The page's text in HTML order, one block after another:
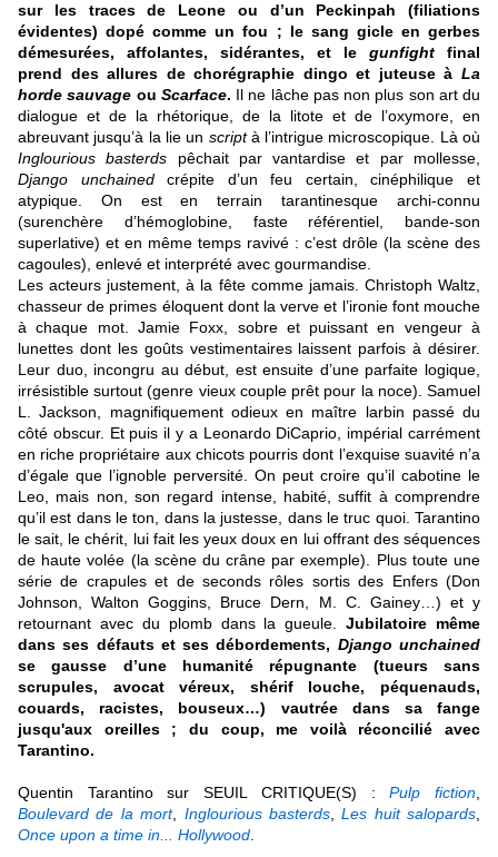
sur les traces de Leone ou d’un Peckinpah (filiations
évidentes) dopé comme un fou ; le sang gicle en gerbes
démesurées, affolantes, sidérantes, et le gunfight final
prend des allures de chorégraphie dingo et juteuse à La
horde sauvage ou Scarface. Il ne lâche pas non plus son art du
dialogue et de la rhétorique, de la litote et de l’oxymore, en
abreuvant jusqu’à la lie un scriptà l’intrigue microscopique. Là où
Inglourious basterds pêchait par vantardise et par mollesse,
Django unchainedcrépite d’un feu certain, cinéphilique et
atypique. On est en terrain tarantinesque archi-connu
(surenchère d’hémoglobine, faste référentiel, bande-son
superlative) et en même temps ravivé : c’est drôle (la scène des
cagoules), enlevé et interprété avec gourmandise.
Les acteurs justement, à la fête comme jamais. Christoph Waltz,
chasseur de primes éloquent dont la verve et l’ironie font mouche
à chaque mot. Jamie Foxx, sobre et puissant en vengeur à
lunettes dont les goûts vestimentaires laissent parfois à désirer.
Leur duo, incongru au début, est ensuite d’une parfaite logique,
irrésistible surtout (genre vieux couple prêt pour la noce). Samuel
L. Jackson, magnifiquement odieux en maître larbin passé du
côté obscur. Et puis il y a Leonardo DiCaprio, impérial carrément
en riche propriétaire aux chicots pourris dont l’exquise suavité n’a
d’égale que l’ignoble perversité. On peut croire qu’il cabotine le
Leo, mais non, son regard intense, habité, suffit à comprendre
qu’il est dans le ton, dans la justesse, dans le truc quoi. Tarantino
le sait, le chérit, lui fait les yeux doux en lui offrant des séquences
de haute volée (la scène du crâne par exemple). Plus toute une
série de crapules et de seconds rôles sortis des Enfers (Don
Johnson, Walton Goggins, Bruce Dern, M. C. Gainey…) et y
retournant avec du plomb dans la gueule.Jubilatoire même
dans ses défauts et ses débordements, Django unchained
se gausse d’une humanité répugnante (tueurs sans
scrupules, avocat véreux, shérif louche, péquenauds,
couards, racistes, bouseux…) vautrée dans sa fange
jusqu'aux oreilles ; du coup, me voilà réconcilié avec
Tarantino.
Quentin Tarantino sur SEUIL CRITIQUE(S) :Pulp fiction
Boulevard de la mort, Inglourious basterds,Les huit salopards
Once upon a time in... Hollywood